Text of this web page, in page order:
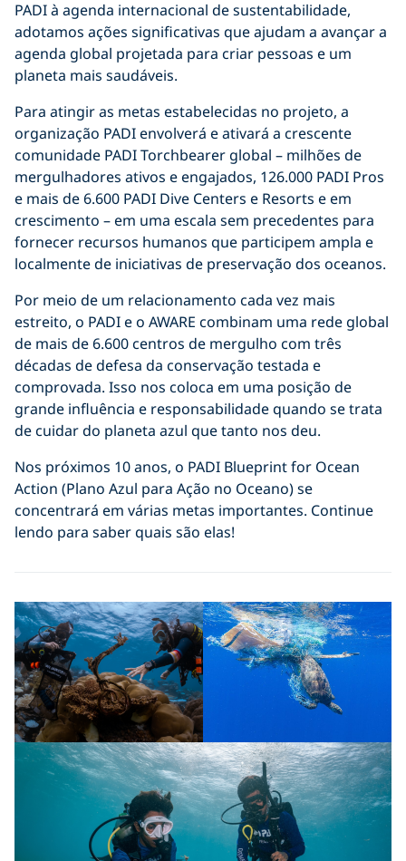
PADI à agenda internacional de sustentabilidade,
adotamos ações significativas que ajudam a avançar a
agenda global projetada para criar pessoas e um
planeta mais saudáveis.
Para atingir as metas estabelecidas no projeto, a
organização PADI envolverá e ativará a crescente
comunidade PADI Torchbearer global – milhões de
mergulhadores ativos e engajados, 126.000 PADI Pros
e mais de 6.600 PADI Dive Centers e Resorts e em
crescimento – em uma escala sem precedentes para
fornecer recursos humanos que participem ampla e
localmente de iniciativas de preservação dos oceanos.
Por meio de um relacionamento cada vez mais
estreito, o PADI e o AWARE combinam uma rede global
de mais de 6.600 centros de mergulho com três
décadas de defesa da conservação testada e
comprovada. Isso nos coloca em uma posição de
grande influência e responsabilidade quando se trata
de cuidar do planeta azul que tanto nos deu.
Nos próximos 10 anos, o PADI Blueprint for Ocean
Action (Plano Azul para Ação no Oceano) se
concentrará em várias metas importantes. Continue
lendo para saber quais são elas!